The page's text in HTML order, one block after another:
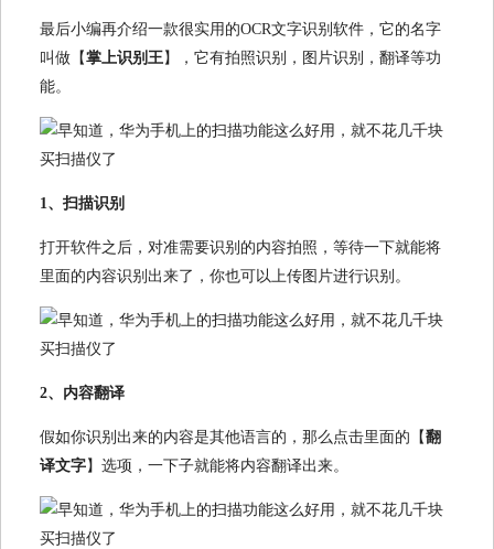
最后小编再介绍一款很实用的OCR文字识别软件，它的名字
叫做【掌上识别王】，它有拍照识别，图片识别，翻译等功
能。
1、扫描识别
打开软件之后，对准需要识别的内容拍照，等待一下就能将
里面的内容识别出来了，你也可以上传图片进行识别。
2、内容翻译
假如你识别出来的内容是其他语言的，那么点击里面的【翻
译文字】选项，一下子就能将内容翻译出来。